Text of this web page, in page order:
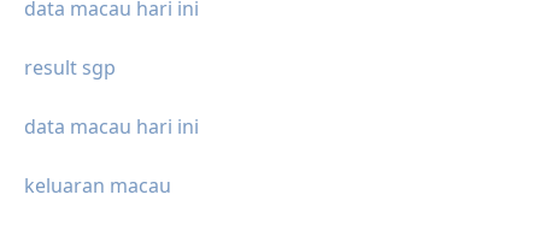
data macau hari ini
result sgp
data macau hari ini
keluaran macau